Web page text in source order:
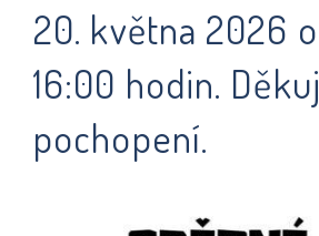
20. května 2026
16:00 hodin.
pochopení.